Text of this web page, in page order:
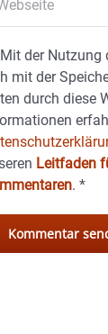
Mit der Nutzung
mit der
durch diese
Leitfaden
.*